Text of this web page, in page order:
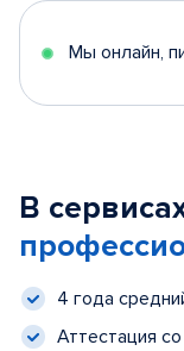
Мы онлайн,
В
4 года
Аттестация